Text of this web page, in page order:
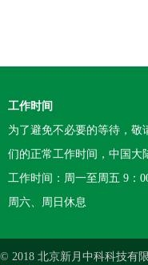
工作时间
为了避免不必要的等待，敬
们的正常工作时间，中国大
工作时间：周一至周五 9：
周六、周日休息
© 2018 北京新月中科科技有